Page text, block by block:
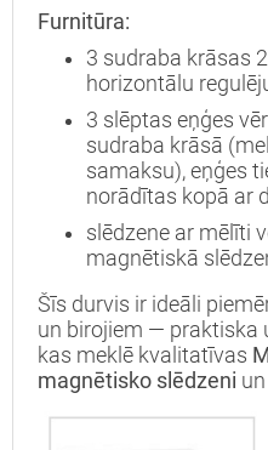
Furnitūra:
3 sudraba krāsas
horizontālu
3 slēptas eņģes
sudraba krāsā
samaksu), eņģes
norādītas kopā ar
slēdzene ar mēlīti
magnētiskā
Šīs durvis ir ideāli
un birojiem — praktiska
kas meklē kvalitatīvas
magnētisko slēdzeni